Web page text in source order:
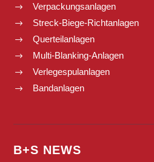
$ Verpackungsanlagen
$ Streck-Biege-Richtanlagen
$ Querteilanlagen
$ Multi-Blanking-Anlagen
$ Verlegespulanlagen
$ Bandanlagen
B+S NEWS